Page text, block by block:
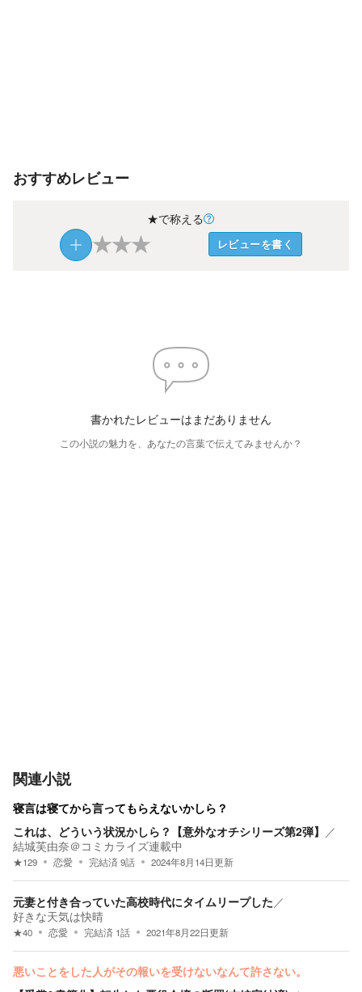
おすすめレビュー
★で称える
★★★ レビューを書く
書かれたレビューはまだありません
この小説の魅力を、あなたの言葉で伝えてみませんか？
関連小説
寝言は寝てから言ってもらえないかしら？
これは、どういう状況かしら？【意外なオチシリーズ第2弾】 ／
結城芙由奈＠コミカライズ連載中
★129 恋愛 完結済9話 2024年8月14日更新
元妻と付き合っていた高校時代にタイムリープした ／
好きな天気は快晴
★40 恋愛 完結済 1話 2021年8月22日更新
悪いことをした人がその報いを受けないなんて許さない。